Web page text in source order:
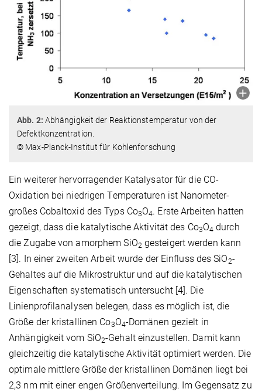
Abb. 2: Abhängigkeit der Reaktionstemperatur von der
Defektkonzentration.
© Max-Planck-Institut für Kohlenforschung
Ein weiterer hervorragender Katalysator für die CO-
Oxidation bei niedrigen Temperaturen ist Nanometer-
großes Cobaltoxid des Typs Co3O4. Erste Arbeiten hatten
gezeigt, dass die katalytische Aktivität des Co3O4 durch
die Zugabe von amorphem SiO2 gesteigert werden kann
[3]. In einer zweiten Arbeit wurde der Einfluss des SiO2-
Gehaltes auf die Mikrostruktur und auf die katalytischen
Eigenschaften systematisch untersucht [4]. Die
Linienprofilanalysen belegen, dass es möglich ist, die
Größe der kristallinen Co3O4-Domänen gezielt in
Anhängigkeit vom SiO2-Gehalt einzustellen. Damit kann
gleichzeitig die katalytische Aktivität optimiert werden. Die
optimale mittlere Größe der kristallinen Domänen liegt bei
2,3 nm mit einer engen Größenverteilung. Im Gegensatz zu